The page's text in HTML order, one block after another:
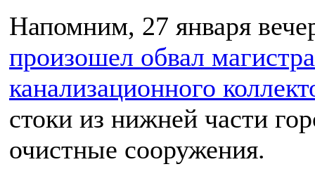
Напомним, 27 января
произошел обвал
канализационного
стоки из нижней части
очистные сооружения.